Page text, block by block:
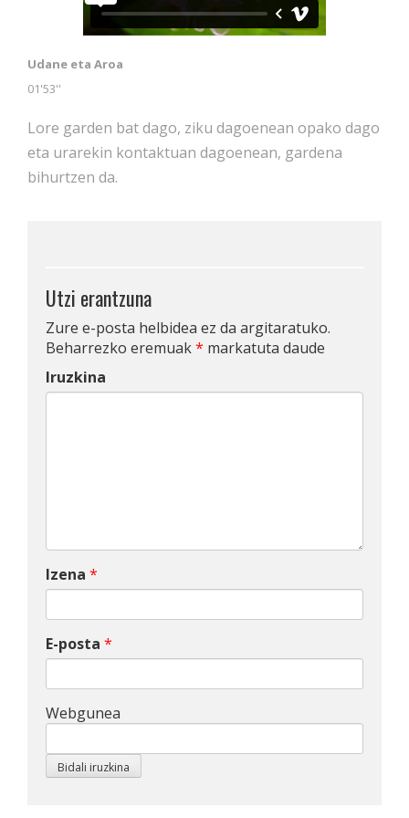
Udane eta Aroa
01'53''
Lore garden bat dago, ziku dagoenean opako dago
eta urarekin kontaktuan dagoenean, gardena
bihurtzen da.
Utzi erantzuna
Zure e-posta helbidea ez da argitaratuko.
Beharrezko eremuak* markatuta daude
Iruzkina
Izena *
E-posta *
Webgunea